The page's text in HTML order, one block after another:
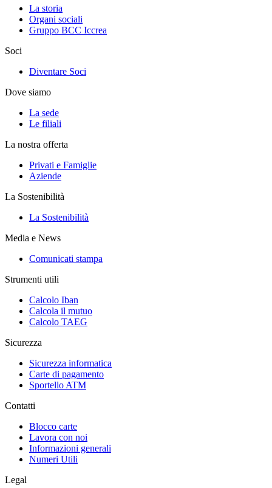
La storia
Organi sociali
Gruppo BCC Iccrea
Soci
Diventare Soci
Dove siamo
La sede
Le filiali
La nostra offerta
Privati e Famiglie
Aziende
La Sostenibilità
La Sostenibilità
Media e News
Comunicati stampa
Strumenti utili
Calcolo Iban
Calcola il mutuo
Calcolo TAEG
Sicurezza
Sicurezza informatica
Carte di pagamento
Sportello ATM
Contatti
Blocco carte
Lavora con noi
Informazioni generali
Numeri Utili
Legal